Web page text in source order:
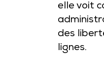
elle voit
des
lignes.